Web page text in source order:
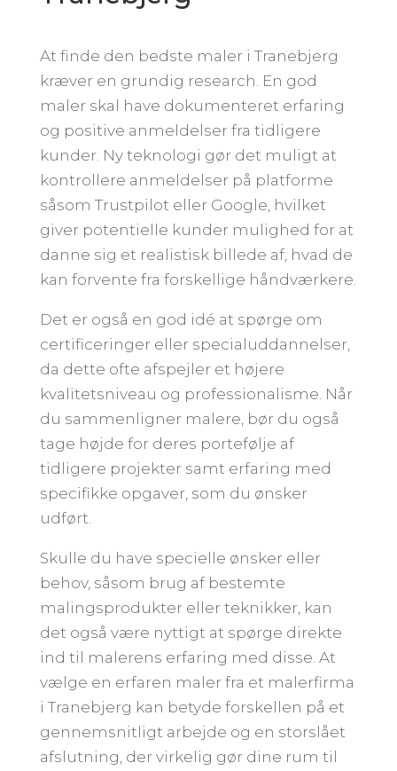
At finde den bedste maler i Tranebjerg
kræver en grundig research. En god
maler skal have dokumenteret erfaring
og positive anmeldelser fra tidligere
kunder. Ny teknologi gør det muligt at
kontrollere anmeldelser på platforme
såsom Trustpilot eller Google, hvilket
giver potentielle kunder mulighed for at
danne sig et realistisk billede af, hvad de
kan forvente fra forskellige håndværkere.
Det er også en god idé at spørge om
certificeringer eller specialuddannelser,
da dette ofte afspejler et højere
kvalitetsniveau og professionalisme. Når
du sammenligner malere, bør du også
tage højde for deres portefølje af
tidligere projekter samt erfaring med
specifikke opgaver, som du ønsker
udført.
Skulle du have specielle ønsker eller
behov, såsom brug af bestemte
malingsprodukter eller teknikker, kan
det også være nyttigt at spørge direkte
ind til malerens erfaring med disse. At
vælge en erfaren maler fra et malerfirma
i Tranebjerg kan betyde forskellen på et
gennemsnitligt arbejde og en storslået
afslutning, der virkelig gør dine rum til